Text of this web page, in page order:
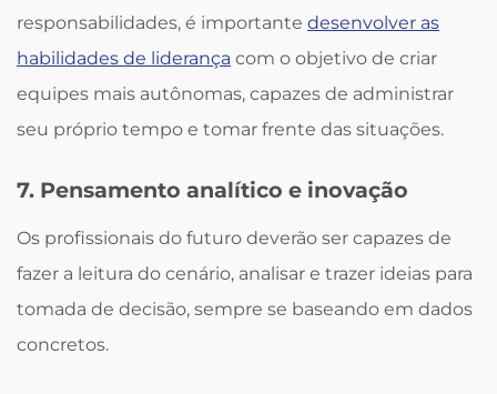
responsabilidades, é importante desenvolver as
habilidades de liderança com o objetivo de criar
equipes mais autônomas, capazes de administrar
seu próprio tempo e tomar frente das situações.
7. Pensamento analítico e inovação
Os profissionais do futuro deverão ser capazes de
fazer a leitura do cenário, analisar e trazer ideias para
tomada de decisão, sempre se baseando em dados
concretos.